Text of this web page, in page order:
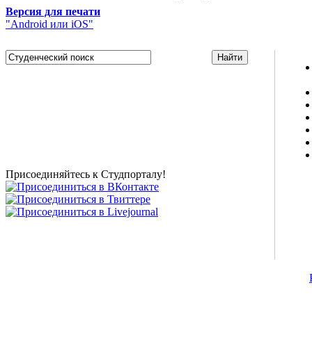
Версия для печати
"Android или iOS"
Присоединяйтесь к Студпорталу!